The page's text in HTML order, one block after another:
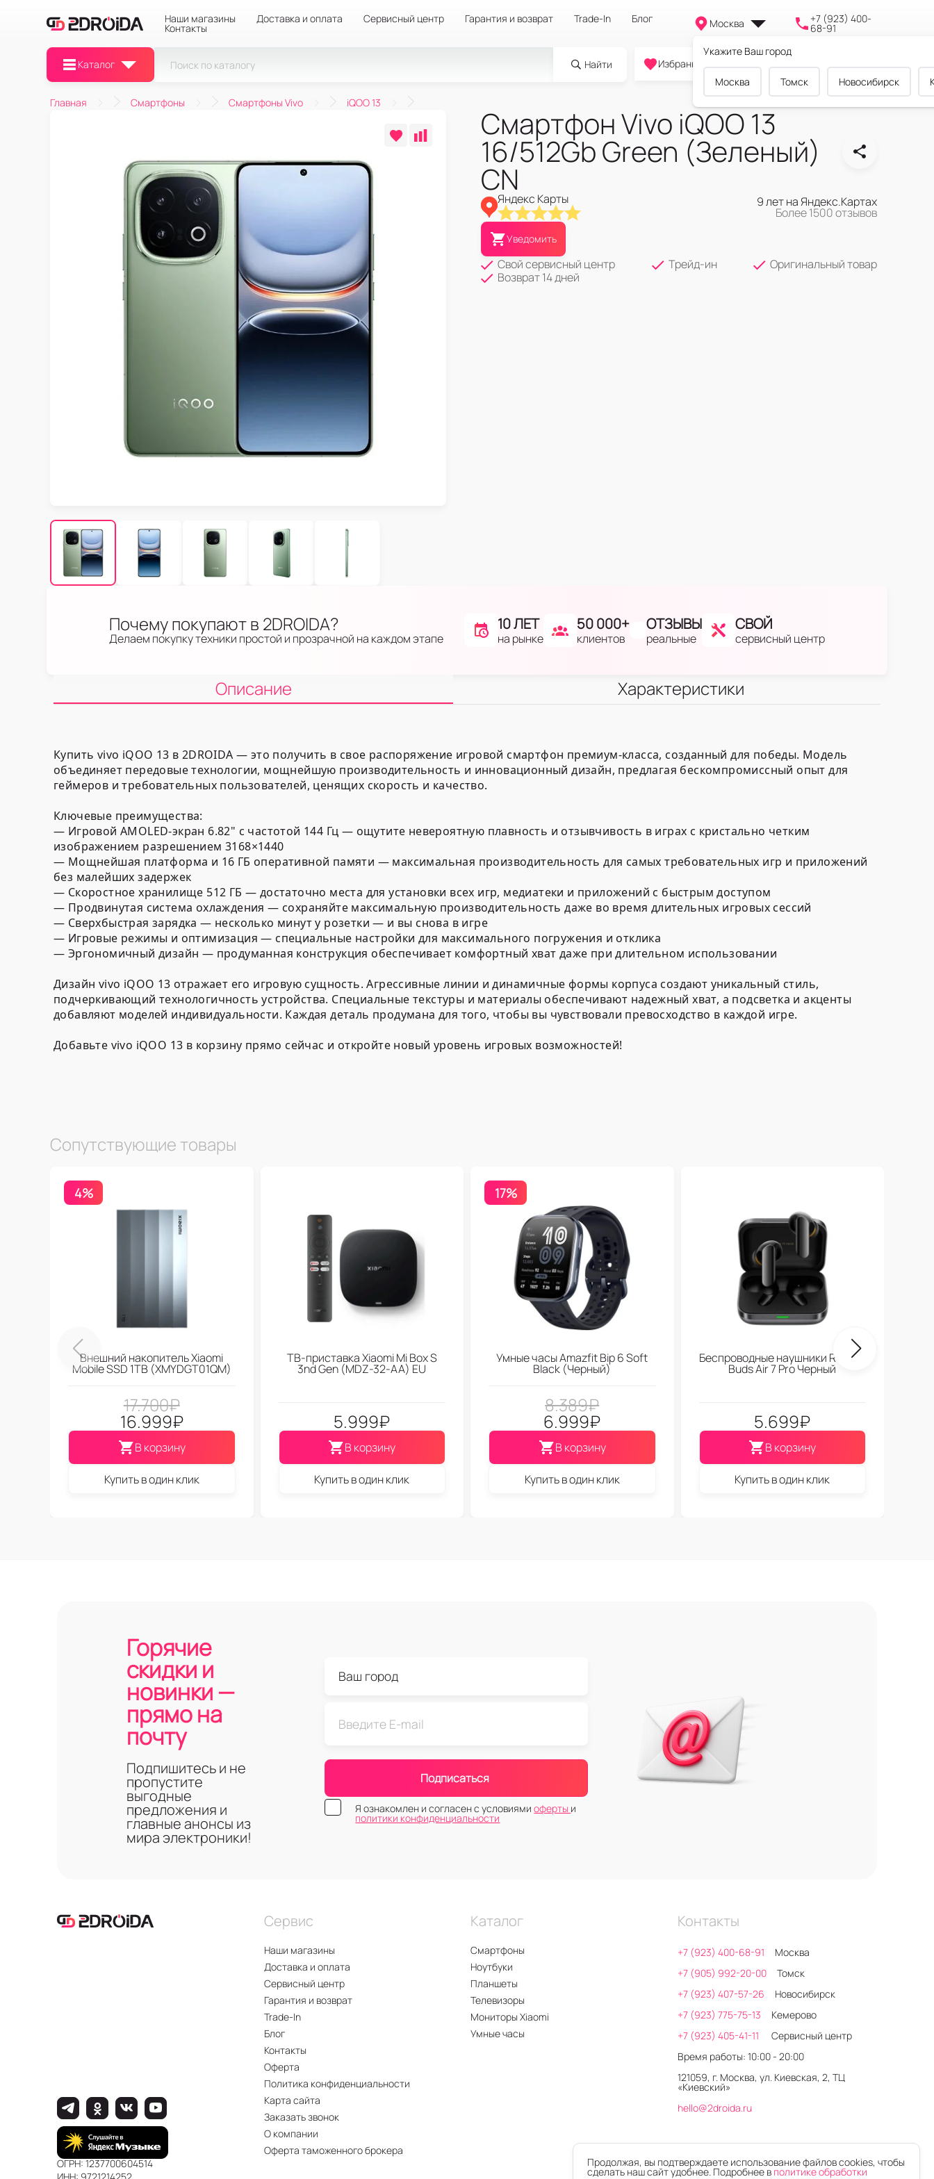
Наши магазины Доставка и оплата Сервисный центр Гарантия и возврат Trade-In Блог
Контакты Москва
Укажите Ваш город
Москва Томск Новосибирск
+7 (923) 400-
68-91
Каталог Найти
0
Избранное Cравнение Корзина
Главная Смартфоны Смартфоны Vivo iQOO 13
Смартфон Vivo iQOO 13
16/512Gb Green (Зеленый)
CN
Яндекс Карты 9 лет на Яндекс.Картах
Более 1500 отзывов
Уведомить
Свой сервисный центр Трейд-ин
Оригинальный товар
Возврат 14 дней
Почему покупают в 2DROIDA?
Делаем покупку техники простой и прозрачной на каждом этапе
10 ЛЕТ
на рынке
50 000+
клиентов
ОТЗЫВЫ
реальные
СВОЙ
сервисный центр
Описание Характеристики
Купить vivo iQOO 13 в 2DROIDA — это получить в свое распоряжение игровой смартфон премиум-класса, созданный для победы. Модель
объединяет передовые технологии, мощнейшую производительность и инновационный дизайн, предлагая бескомпромиссный опыт для
геймеров и требовательных пользователей, ценящих скорость и качество.
Ключевые преимущества:
— Игровой AMOLED-экран 6.82" с частотой 144 Гц — ощутите невероятную плавность и отзывчивость в играх с кристально четким
изображением разрешением 3168×1440
— Мощнейшая платформа и 16 ГБ оперативной памяти — максимальная производительность для самых требовательных игр и приложений
без малейших задержек
— Скоростное хранилище 512 ГБ — достаточно места для установки всех игр, медиатеки и приложений с быстрым доступом
— Продвинутая система охлаждения — сохраняйте максимальную производительность даже во время длительных игровых сессий
— Сверхбыстрая зарядка — несколько минут у розетки — и вы снова в игре
— Игровые режимы и оптимизация — специальные настройки для максимального погружения и отклика
— Эргономичный дизайн — продуманная конструкция обеспечивает комфортный хват даже при длительном использовании
Дизайн vivo iQOO 13 отражает его игровую сущность. Агрессивные линии и динамичные формы корпуса создают уникальный стиль,
подчеркивающий технологичность устройства. Специальные текстуры и материалы обеспечивают надежный хват, а подсветка и акценты
добавляют моделей индивидуальности. Каждая деталь продумана для того, чтобы вы чувствовали превосходство в каждой игре.
Добавьте vivo iQOO 13 в корзину прямо сейчас и откройте новый уровень игровых возможностей!
Сопутствующие товары
4%
Внешний накопитель Xiaomi
Mobile SSD 1TB (XMYDGT01QM)
17.700₽
16.999₽
В корзину
Купить в один клик
ТВ-приставка Xiaomi Mi Box S
3nd Gen (МDZ-32-АА) EU
5.999₽
В корзину
Купить в один клик
17%
Умные часы Amazfit Bip 6 Soft
Black (Черный)
8.389₽
6.999₽
В корзину
Купить в один клик
Беспроводные наушники Realme
Buds Air 7 Pro Черный
5.699₽
В корзину
Купить в один клик
Горячие
скидки и
новинки —
прямо на
почту
Подпишитесь и не
пропустите
выгодные
предложения и
главные анонсы из
мира электроники!
Подписаться
Я ознакомлен и согласен с условиямиоферты и
политики конфиденциальности
Сервис
Наши магазины
Доставка и оплата
Сервисный центр
Гарантия и возврат
Trade-In
Блог
Контакты
Оферта
Политика конфиденциальности
Карта сайта
Заказать звонок
О компании
Оферта таможенного брокера
Каталог
Смартфоны
Ноутбуки
Планшеты
Телевизоры
Мониторы Xiaomi
Умные часы
Контакты
+7 (923) 400-68-91
Москва
+7 (905) 992-20-00
Томск
+7 (923) 407-57-26
Новосибирск
+7 (923) 775-75-13
Кемерово
+7 (923) 405-41-11
Сервисный центр
Время работы: 10:00 - 20:00
121059, г. Москва, ул. Киевская, 2, ТЦ
«Киевский»
hello@2droida.ru
ОГРН: 1237700604514
ИНН: 9721214252
Продолжая, вы подтверждаете использование файлов cookies, чтобы
сделать наш сайт удобнее. Подробнее в политике обработки